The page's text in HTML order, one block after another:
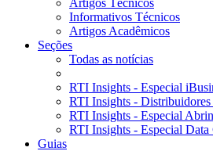
Artigos Técnicos
Informativos Técnicos
Artigos Acadêmicos
Seções
Todas as notícias
RTI Insights - Especial
RTI Insights - Distribuidores
RTI Insights - Especial
RTI Insights - Especial Data
Guias